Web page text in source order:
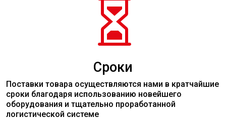

Сроки
Поставки товара осуществляются нами в кратчайшие
сроки благодаря использованию новейшего
оборудования и тщательно проработанной
логистической системе